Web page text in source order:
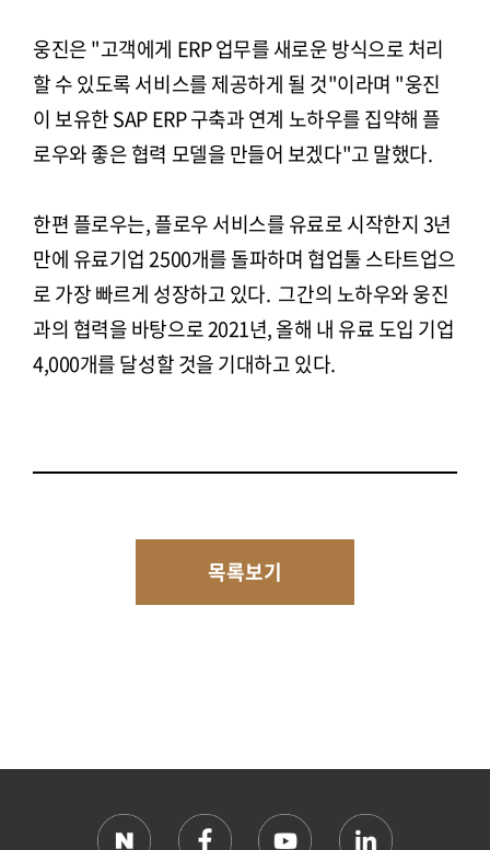
웅진은 "고객에게 ERP 업무를 새로운 방식으로 처리
할 수 있도록 서비스를 제공하게 될 것"이라며 "웅진
이 보유한 SAP ERP 구축과 연계 노하우를 집약해 플
로우와 좋은 협력 모델을 만들어 보겠다"고 말했다.
한편 플로우는, 플로우 서비스를 유료로 시작한지 3년
만에 유료기업 2500개를 돌파하며 협업툴 스타트업으
로 가장 빠르게 성장하고 있다. 그간의 노하우와 웅진
과의 협력을 바탕으로 2021년, 올해 내 유료 도입 기업
4,000개를 달성할 것을 기대하고 있다.
목록보기